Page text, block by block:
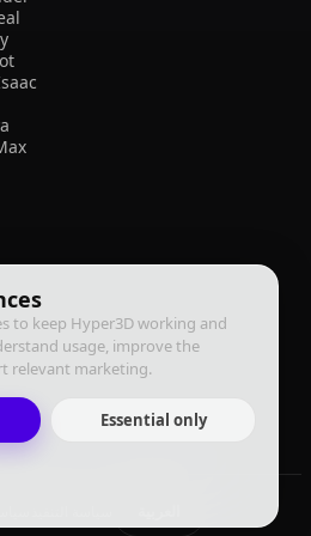
to keep Hyper3D working and
usage, improve the
relevant marketing.
Essential only